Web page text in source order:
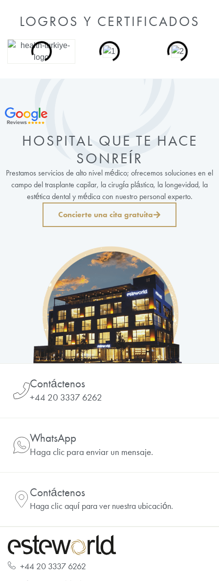
LOGROS Y CERTIFICADOS
HOSPITAL QUE TE HACE
SONREÍR
Prestamos servicios de alto nivel médico; ofrecemos soluciones en el
campo del trasplante capilar, la cirugía plástica, la longevidad, la
estética dental y médica con nuestro personal experto.
Concierte una cita gratuita
Contáctenos
+44 20 3337 6262
WhatsApp
Haga clic para enviar un mensaje.
Contáctenos
Haga clic aquí para ver nuestra ubicación.
+44 20 3337 6262